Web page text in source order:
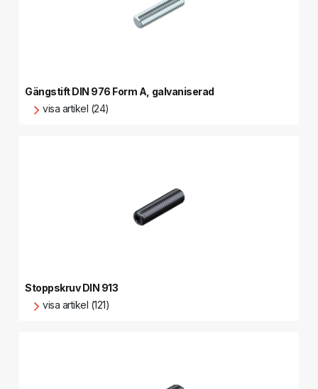
Gängstift DIN 976 Form A, galvaniserad
visa artikel (24)
Stoppskruv DIN 913
visa artikel (121)